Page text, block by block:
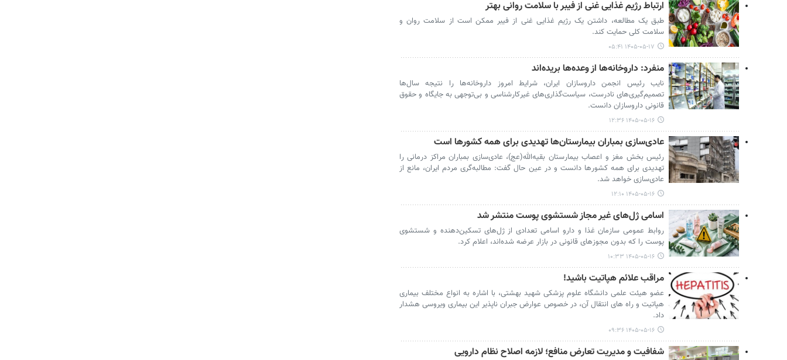
ارتباط رژیم غذایی غنی از فیبر با سلامت روانی بهتر
طبق یک مطالعه، داشتن یک رژیم غذایی غنی از فیبر ممکن است از سلامت روان و
سلامت کلی حمایت کند.
۱۴۰۵-۰۵-۱۷ ۰۵:۴۱
منفرد: داروخانه‌ها از وعده‌ها بریده‌اند
نایب رئیس انجمن داروسازان ایران، شرایط امروز داروخانه‌ها را نتیجه سال‌ها
تصمیم‌گیری‌های نادرست، سیاست‌گذاری‌های غیرکارشناسی و بی‌توجهی به جایگاه و حقوق
قانونی داروسازان دانست.
۱۴۰۵-۰۵-۱۶ ۱۲:۳۶
عادی‌سازی بمباران بیمارستان‌ها تهدیدی برای همه کشورها است
رئیس بخش مغز و اعصاب بیمارستان بقیه‌الله(عج)، عادی‌سازی بمباران مراکز درمانی را
تهدیدی برای همه کشورها دانست و در عین حال گفت: مطالبه‌گری مردم ایران، مانع از
عادی‌سازی خواهد شد.
۱۴۰۵-۰۵-۱۶ ۱۲:۱۰
اسامی ژل‌های غیر مجاز شستشوی پوست منتشر شد
روابط عمومی سازمان غذا و دارو اسامی تعدادی از ژل‌های تسکین‌دهنده و شستشوی
پوست را که بدون مجوزهای قانونی در بازار عرضه شده‌اند، اعلام کرد.
۱۴۰۵-۰۵-۱۶ ۱۰:۳۳
مراقب علائم هپاتیت باشید!
عضو هیئت علمی دانشگاه علوم پزشکی شهید بهشتی، با اشاره به انواع مختلف بیماری
هپاتیت و راه های انتقال آن، در خصوص عوارض جبران ناپذیر این بیماری ویروسی هشدار
داد.
۱۴۰۵-۰۵-۱۶ ۰۹:۳۶
شفافیت و مدیریت تعارض منافع؛ لازمه اصلاح نظام دارویی